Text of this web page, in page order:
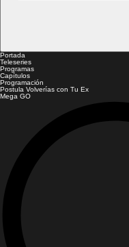
Portada
Teleseries
Programas
Capítulos
Programación
Postula Volverías con Tu Ex
Mega GO